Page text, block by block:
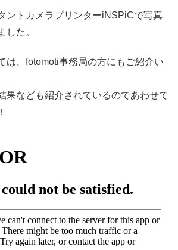
ントカメラプリンターiNSPiCで写真
した。
は、fotomoti事務局の方にもご紹介い
果なども紹介されているのであわせて